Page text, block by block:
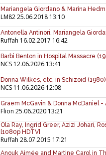
Mariangela Giordano & Marina
LM8225.06.2018 13:10
Antonella Antinori, Mariangela
Ruffah 16.02.2017 16:42
Barbi Benton in Hospital Massacre
NCS 12.06.2026 13:41
Donna Wilkes, etc. in Schizoid
NCS 11.06.2026 12:08
Graem McGavin & Donna McDaniel -
Flion 25.06.2020 13:21
Ola Ray, Ingrid Greer, Azizi Johari,
[1080p HDTV]
Ruffah 28.07.2015 17:21
Anouk Aimée and Martine Carol in